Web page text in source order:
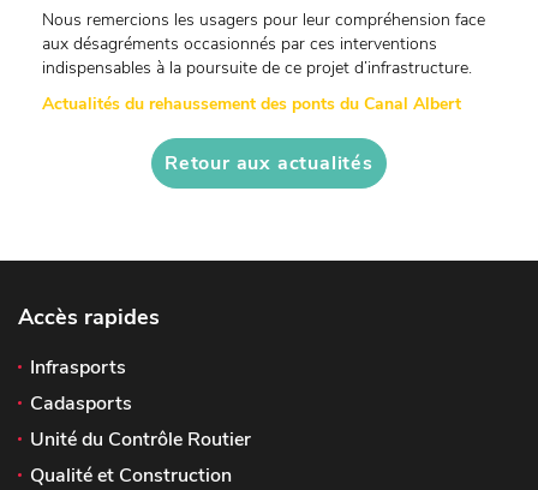
Nous remercions les usagers pour leur compréhension face
aux désagréments occasionnés par ces interventions
indispensables à la poursuite de ce projet d’infrastructure.
Actualités du rehaussement des ponts du Canal Albert
Retour aux actualités
Accès rapides
Infrasports
Cadasports
Unité du Contrôle Routier
Qualité et Construction